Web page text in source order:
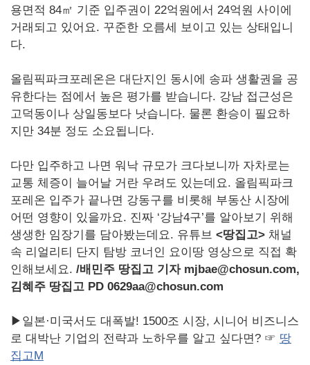
용면적 84㎡ 기준 입주권이 22억원에서 24억원 사이에
거래되고 있어요. 꾸준한 오름세 보이고 있는 상태입니
다.
올림픽파크포레온은 대단지인 동시에 송파 생활권을 공
유한다는 점에서 높은 평가를 받습니다. 강남 접근성은
고덕동이나 상일동보다 낫습니다. 물론 환승이 필요하
지만 34분 정도 소요됩니다.
다만 입주하고 나면 워낙 규모가 크다보니까 자차로는
교통 체증이 늘어날 거란 우려도 있는데요. 올림픽파크
포레온 입주가 끝나면 강동구를 비롯해 부동산 시장에
어떤 영향이 있을까요. 진짜 ‘강남4구’를 알아보기 위해
생생한 임장기를 담아봤는데요. 유튜브 <땅집고> 채널
속 리얼리티 단지 탐방 코너인 요이땅 영상으로 직접 확
인해보세요. /배민주 땅집고 기자 mjbae@chosun.com,
김혜주 땅집고 PD 0629aa@chosun.com
▶일본·미국서도 대폭발! 1500조 시장, 시니어 비즈니스
로 대박난 기업의 전략과 노하우를 알고 싶다면? ☞ 땅
집고M